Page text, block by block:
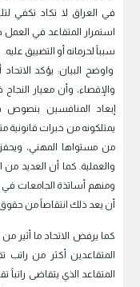
في العراق لا تكاد تكفي
استمرار المتقاعد في
سبباً لحرمانه أو التضييق عليه.
واوضح البيان: يؤكد
والإقصاء، وأن معيار
إبعاد المنافسين بنصوص
يمتلكونه من خبرات قانونية
من مستواها المهني،
والعملية. كما أن العديد من
ومنهم أساتذة الجامعات في
أن يعد ذلك انتقاصاً من حقوق
كما يرفض الاتحاد ما أثير
المتقاعدين أكثر من راتب
المتقاعد الذي يتقاضى راتباً